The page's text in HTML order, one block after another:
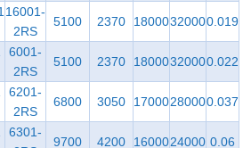
16001-
2RS
5100 2370 18000320000.019
6001-
2RS
5100 2370 18000320000.022
6201-
2RS
6800 3050 17000280000.037
6301-
9700 4200 1600024000 0.06